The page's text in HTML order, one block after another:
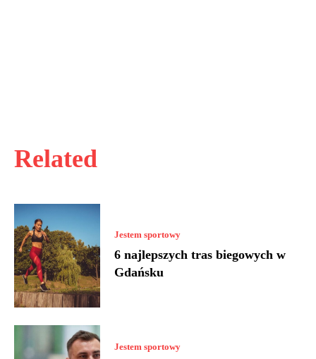
Related
Jestem sportowy
6 najlepszych tras biegowych w
Gdańsku
Jestem sportowy